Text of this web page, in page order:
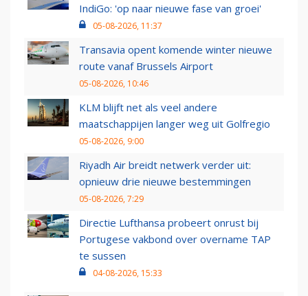
IndiGo: 'op naar nieuwe fase van groei'
05-08-2026, 11:37
Transavia opent komende winter nieuwe
route vanaf Brussels Airport
05-08-2026, 10:46
KLM blijft net als veel andere
maatschappijen langer weg uit Golfregio
05-08-2026, 9:00
Riyadh Air breidt netwerk verder uit:
opnieuw drie nieuwe bestemmingen
05-08-2026, 7:29
Directie Lufthansa probeert onrust bij
Portugese vakbond over overname TAP
te sussen
04-08-2026, 15:33